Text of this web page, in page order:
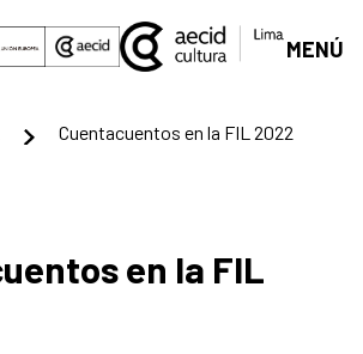
principal
MENÚ
Cuentacuentos en la FIL 2022
en la FIL